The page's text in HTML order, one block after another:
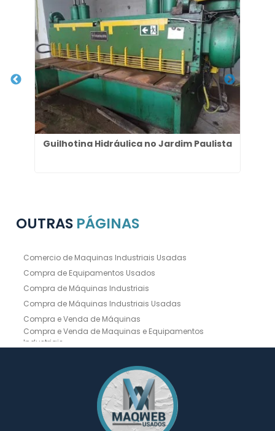
Guilhotina Hidráulica no Jardim Paulista
OUTRAS PÁGINAS
Comercio de Maquinas Industriais Usadas
Compra de Equipamentos Usados
Compra de Máquinas Industriais
Compra de Máquinas Industriais Usadas
Compra e Venda de Máquinas
Compra e Venda de Maquinas e Equipamentos
Industriais
Compra e Venda de Máquinas Operatrizes
Dobradeira CNC Usada
Dobradeira de Chapa Hidráulica Usada
Dobradeira de Chapas
Dobradeira Hidráulica